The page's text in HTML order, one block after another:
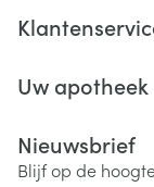
Uw apotheek
Nieuwsbrief
Blijf op de